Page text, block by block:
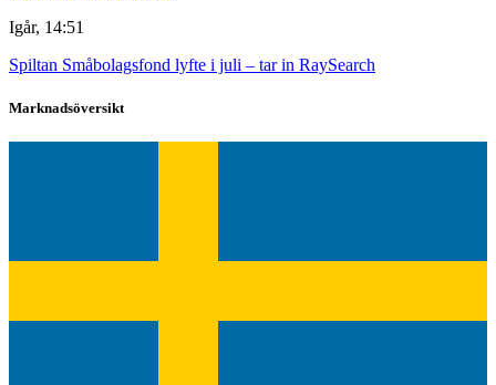
Igår, 14:51
Spiltan Småbolagsfond lyfte i juli – tar in RaySearch
Marknadsöversikt